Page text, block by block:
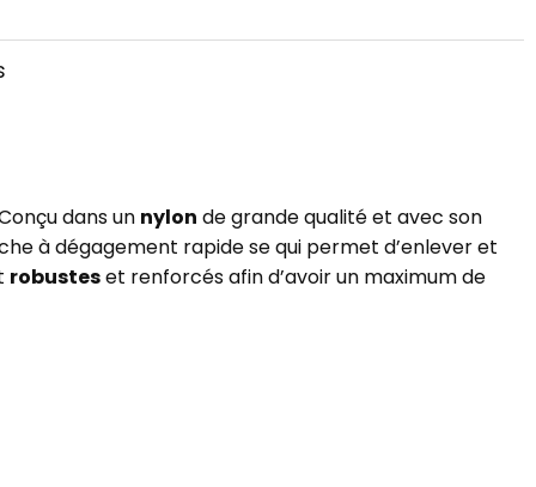
dans un nylon de grande qualité et avec son
à dégagement rapide se qui permet d’enlever et
robusteset renforcés afin d’avoir un maximum de